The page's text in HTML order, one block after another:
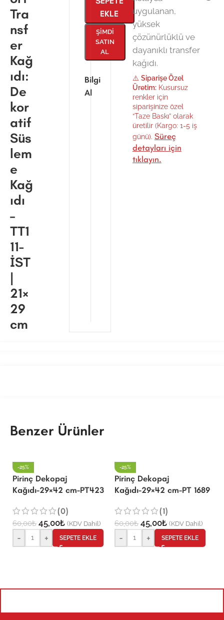
Tra
nsf
er
Kağ
ıdı:
De
kor
atif
Süs
lem
e
Kağ
ıdı
–
TT1
11-
İST
|
21×
29
cm
EKLE
ŞIMDI
SATIN
AL
Bilgi
Al
uygulanan,
yüksek
çözünürlüklü ve
dayanıklı transfer
kağıdı.
⚠️ Siparişe Özel
Üretim:Kusursuz
renkler için
siparişinize özel
“Taze Baskı” olarak
üretilir (Kargo: 1-5 iş
günü). Süreç
detayları için
tıklayın.
Benzer Ürünler
-25%
Pirinç Dekopaj
Kağıdı-29×42 cm-PT423
(0)
60,00₺ 45,00₺ (KDV Dahil)
- + SEPETE EKLE
-25%
Pirinç Dekopaj
Kağıdı-29×42 cm-PT 1689
(1)
60,00₺ 45,00₺ (KDV Dahil)
- + SEPETE EKLE